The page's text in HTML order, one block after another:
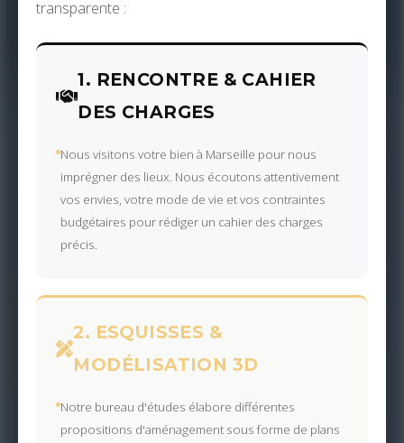
transparente :
1. RENCONTRE & CAHIER
DES CHARGES
Nous visitons votre bien à Marseille pour nous
imprégner des lieux. Nous écoutons attentivement
vos envies, votre mode de vie et vos contraintes
budgétaires pour rédiger un cahier des charges
précis.
2. ESQUISSES &
MODÉLISATION 3D
Notre bureau d'études élabore différentes
propositions d'aménagement sous forme de plans